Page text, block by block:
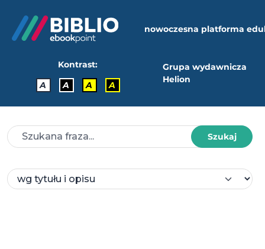
nowoczesna platforma
Kontrast:
A
A A A
Grupa wydawnicza
Helion
Szukaj